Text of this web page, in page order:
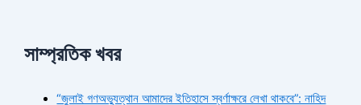
সাম্প্রতিক খবর
“জুলাই গণঅভ্যুত্থান আমাদের ইতিহাসে স্বর্ণাক্ষরে লেখা থাকবে”: নাহিদ